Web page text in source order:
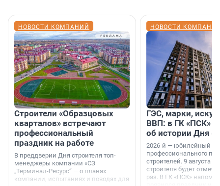
НОВОСТИ КОМПАНИЙ
Строители «Образцовых
кварталов» встречают
профессиональный
праздник на работе
В преддверии Дня строителя топ-
менеджеры компании «СЗ
„Терминал-Ресурс“ — о планах
компании, испытаниях и поводах для
НОВОСТИ
ГЭС, марки,
ВВП: в ГК «ПСК»
об истории Дня
2026-й — юбилейный
профессионального
строителей. 9 августа
строителя будет
раз. В ГК «ПСК»